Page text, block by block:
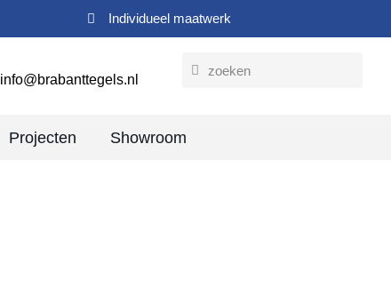
Individueel maatwerk
info@brabanttegels.nl
Projecten Showroom